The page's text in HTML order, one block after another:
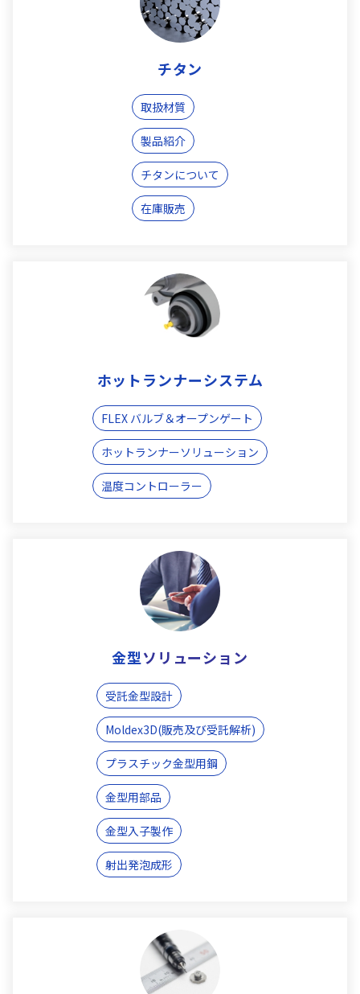
チタン
取扱材質
製品紹介
チタンについて
在庫販売
ホットランナーシステム
FLEX バルブ＆オープンゲート
ホットランナーソリューション
温度コントローラー
金型ソリューション
受託金型設計
Moldex3D(販売及び受託解析)
プラスチック金型用鋼
金型用部品
金型入子製作
射出発泡成形